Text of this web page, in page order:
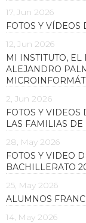
17, Jun 2026
FOTOS Y
12, Jun 2026
MI INSTITUTO,
ALEJANDRO
2, Jun 2026
FOTOS Y VIDEOS
LAS FAMILIAS
28, May 2026
FOTOS Y VIDEO
BACHILLERATO
25, May 2026
ALUMNOS
14, May 2026